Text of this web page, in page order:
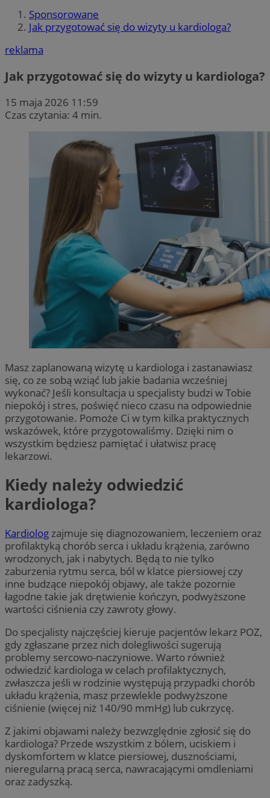
Sponsorowane
Jak przygotować się do wizyty u kardiologa?
reklama
Jak przygotować się do wizyty u kardiologa?
15 maja 2026 11:59
Czas czytania: 4 min.
Masz zaplanowaną wizytę u kardiologa i zastanawiasz
się, co ze sobą wziąć lub jakie badania wcześniej
wykonać? Jeśli konsultacja u specjalisty budzi w Tobie
niepokój i stres, poświęć nieco czasu na odpowiednie
przygotowanie. Pomoże Ci w tym kilka praktycznych
wskazówek, które przygotowaliśmy. Dzięki nim o
wszystkim będziesz pamiętać i ułatwisz pracę
lekarzowi.
Kiedy należy odwiedzić
kardiologa?
Kardiologzajmuje się diagnozowaniem, leczeniem oraz
profilaktyką chorób serca i układu krążenia, zarówno
wrodzonych, jak i nabytych. Będą to nie tylko
zaburzenia rytmu serca, ból w klatce piersiowej czy
inne budzące niepokój objawy, ale także pozornie
łagodne takie jak drętwienie kończyn, podwyższone
wartości ciśnienia czy zawroty głowy.
Do specjalisty najczęściej kieruje pacjentów lekarz POZ,
gdy zgłaszane przez nich dolegliwości sugerują
problemy sercowo-naczyniowe. Warto również
odwiedzić kardiologa w celach profilaktycznych,
zwłaszcza jeśli w rodzinie występują przypadki chorób
układu krążenia, masz przewlekle podwyższone
ciśnienie (więcej niż 140/90 mmHg) lub cukrzycę.
Z jakimi objawami należy bezwzględnie zgłosić się do
kardiologa? Przede wszystkim z bólem, uciskiem i
dyskomfortem w klatce piersiowej, dusznościami,
nieregularną pracą serca, nawracającymi omdleniami
oraz zadyszką.